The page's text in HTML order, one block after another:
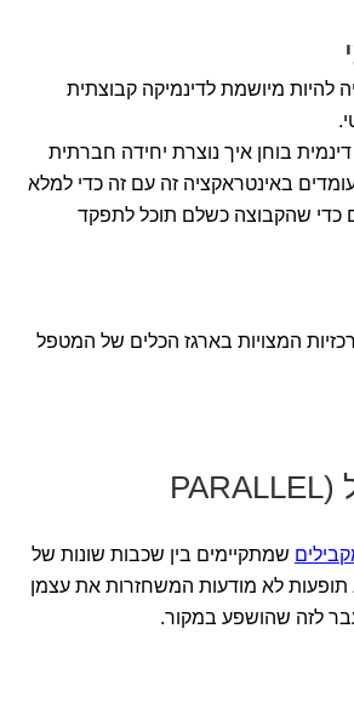
להיות מיושמת לדינמיקה קבוצתית
בוחן איך נוצרת יחידה חברתית
באינטראקציה זה עם זה כדי למלא
כדי שהקבוצה כשלם תוכל לתפקד
המצויות בארגז הכלים של המטפל
תהליך מקביל (PARALLEL
שמתקיימים בין שכבות שונות של
תופעות לא מודעות המשחזרות את עצמן
לזה שהושפע במקור.